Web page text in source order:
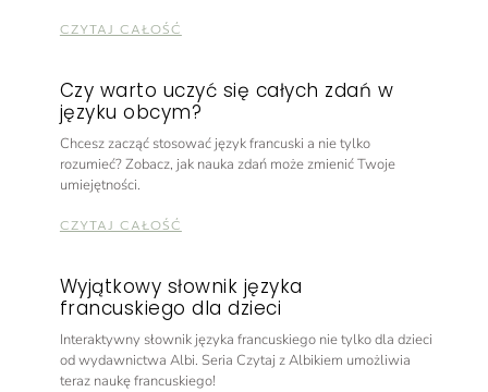
CZYTAJ CAŁOŚĆ
Czy warto uczyć się całych zdań w
języku obcym?
Chcesz zacząć stosować język francuski a nie tylko
rozumieć? Zobacz, jak nauka zdań może zmienić Twoje
umiejętności.
CZYTAJ CAŁOŚĆ
Wyjątkowy słownik języka
francuskiego dla dzieci
Interaktywny słownik języka francuskiego nie tylko dla dzieci
od wydawnictwa Albi. Seria Czytaj z Albikiem umożliwia
teraz naukę francuskiego!